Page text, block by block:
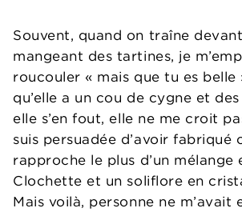
Souvent, quand on traîne
mangeant des tartines, je
roucouler « mais que tu es belle
qu’elle a un cou de cygne et
elle s’en fout, elle ne me croit
suis persuadée d’avoir fabriqué
rapproche le plus d’un mélange
Clochette et un soliflore en
Mais voilà, personne ne m’avait